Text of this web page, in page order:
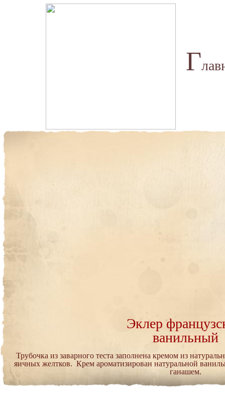
Г
Эклер
ванильный
Трубочка из заварного теста заполнена кремом из
яичных желтков. Крем ароматизирован натуральной
ганашем.